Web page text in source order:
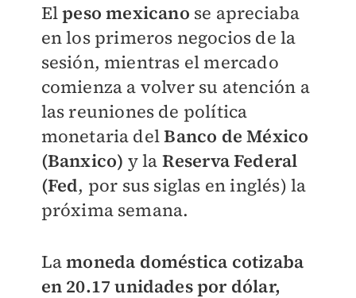
Elpeso mexicano se apreciaba
en los primeros negocios de la
sesión, mientras el mercado
comienza a volver su atención a
las reuniones de política
monetaria delBanco de México
(Banxico) y la Reserva Federal
(Fed, por sus siglas en inglés) la
próxima semana.
Lamoneda doméstica cotizaba
en 20.17 unidades por dólar,